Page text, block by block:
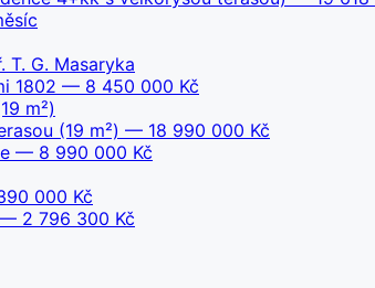
G. Masaryka
1802 — 8 450 000 Kč
m²)
(19 m²) — 18 990 000 Kč
— 8 990 000 Kč
000 Kč
— 2 796 300 Kč